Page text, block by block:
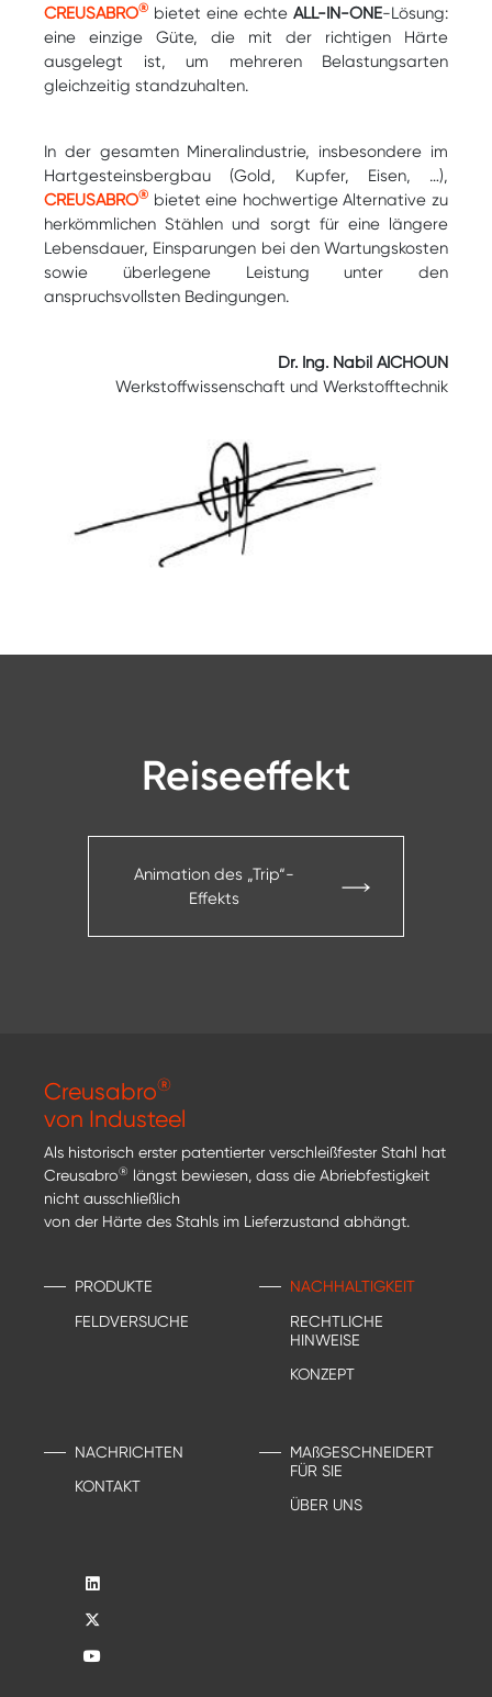
CREUSABRO® bietet eine echte ALL-IN-ONE-Lösung:
eine einzige Güte, die mit der richtigen Härte
ausgelegt ist, um mehreren Belastungsarten
gleichzeitig standzuhalten.
In der gesamten Mineralindustrie, insbesondere im
Hartgesteinsbergbau (Gold, Kupfer, Eisen, …),
CREUSABRO® bietet eine hochwertige Alternative zu
herkömmlichen Stählen und sorgt für eine längere
Lebensdauer, Einsparungen bei den Wartungskosten
sowie überlegene Leistung unter den
anspruchsvollsten Bedingungen.
Dr. Ing. Nabil AICHOUN
Werkstoffwissenschaft und Werkstofftechnik
Reiseeffekt
Animation des „Trip“-
Effekts
Creusabro®
von Industeel
Als historisch erster patentierter verschleißfester Stahl hat
Creusabro® längst bewiesen, dass die Abriebfestigkeit
nicht ausschließlich
von der Härte des Stahls im Lieferzustand abhängt.
PRODUKTE
FELDVERSUCHE
NACHHALTIGKEIT
RECHTLICHE
HINWEISE
KONZEPT
NACHRICHTEN
KONTAKT
MAßGESCHNEIDERT
FÜR SIE
ÜBER UNS